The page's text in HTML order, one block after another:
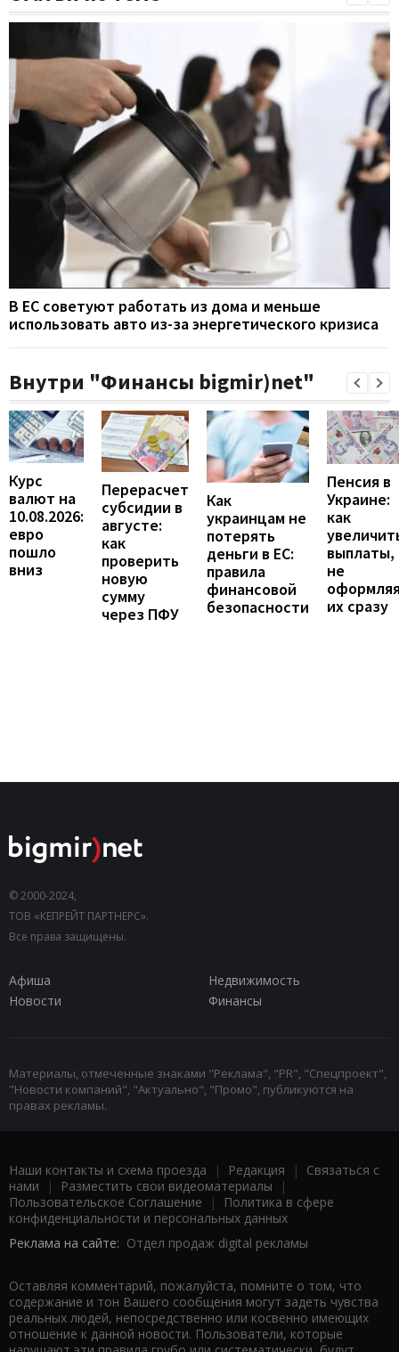
В ЕС советуют работать из дома и меньше
использовать авто из-за энергетического кризиса
Внутри "Финансы bigmir)net"
Курс
валют на
10.08.2026:
евро
пошло
вниз
Перерасчет
субсидии в
августе:
как
проверить
новую
сумму
через ПФУ
Как
украинцам не
потерять
деньги в ЕС:
правила
финансовой
безопасности
Пенсия в
Украине:
как
выплаты,
не
их сразу
© 2000-2024,
ТОВ «КЕПРЕЙТ ПАРТНЕРС».
Все права защищены.
Афиша
Недвижимость
Новости
Финансы
Материалы, отмеченные знаками "Реклама", "PR", "Спецпроект",
"Новости компаний", "Актуально", "Промо", публикуются на
правах рекламы.
Наши контакты и схема проезда | Редакция | Связаться с
нами | Разместить свои видеоматериалы |
Пользовательское Соглашение |
Политика в сфере
конфиденциальности и персональных данных
Реклама на сайте: Отдел продаж digital рекламы
Оставляя комментарий, пожалуйста, помните о том, что
содержание и тон Вашего сообщения могут задеть чувства
реальных людей, непосредственно или косвенно имеющих
отношение к данной новости. Пользователи, которые